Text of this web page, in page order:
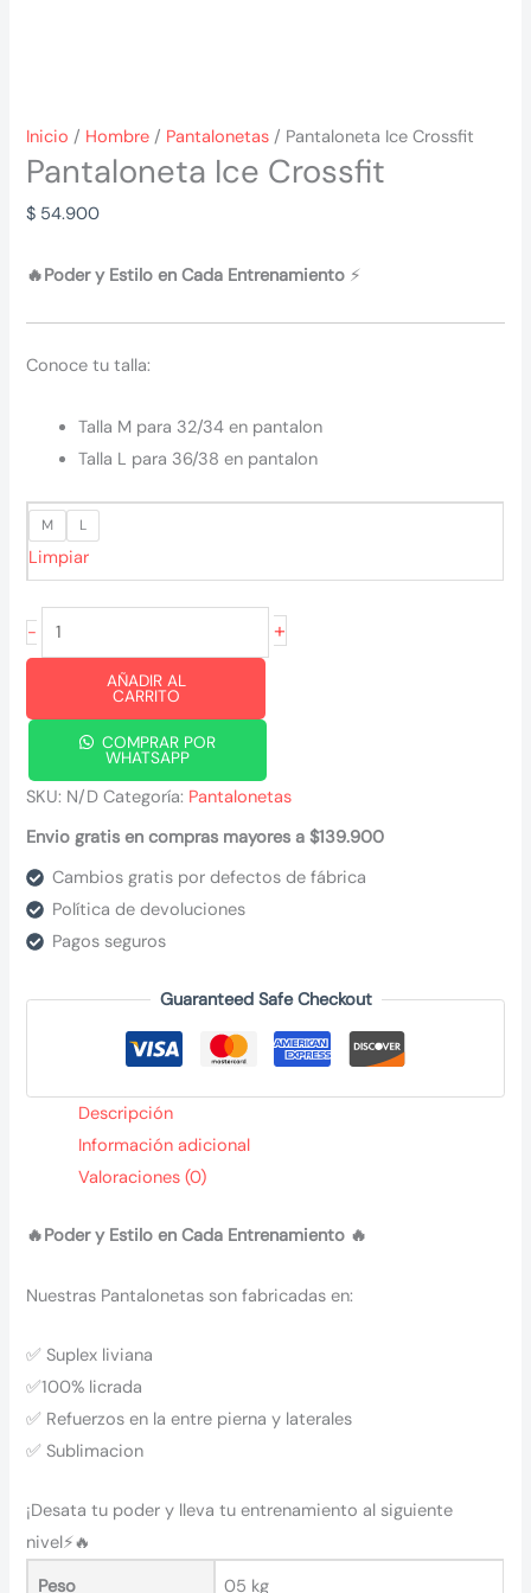
Inicio / Hombre / Pantalonetas / Pantaloneta Ice Crossfit
Pantaloneta Ice Crossfit
$ 54.900
🔥Poder y Estilo en Cada Entrenamiento ⚡
Conoce tu talla:
Talla M para 32/34 en pantalon
Talla L para 36/38 en pantalon
M L
Limpiar
-
Pantaloneta
Ice
cantidad
+
AÑADIR AL
CARRITO
COMPRAR POR
WHATSAPP
SKU: N/D Categoría: Pantalonetas
Envio gratis en compras mayores a $139.900
Cambios gratis por defectos de fábrica
Política de devoluciones
Pagos seguros
Guaranteed Safe Checkout
Descripción
Información adicional
Valoraciones (0)
🔥Poder y Estilo en Cada Entrenamiento 🔥
Nuestras Pantalonetas son fabricadas en:
✅ Suplex liviana
✅100% licrada
✅ Refuerzos en laentre pierna y laterales
✅ Sublimacion
¡Desata tu poder y lleva tu entrenamiento al siguiente
nivel⚡🔥
Peso
05 kg